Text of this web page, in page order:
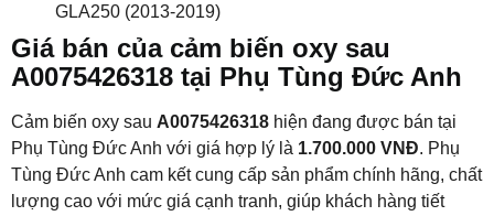
GLA250 (2013-2019)
Giá bán của cảm biến oxy sau
A0075426318 tại Phụ Tùng Đức Anh
Cảm biến oxy sau A0075426318 hiện đang được bán tại
Phụ Tùng Đức Anh với giá hợp lý là 1.700.000 VNĐ. Phụ
Tùng Đức Anh cam kết cung cấp sản phẩm chính hãng, chất
lượng cao với mức giá cạnh tranh, giúp khách hàng tiết